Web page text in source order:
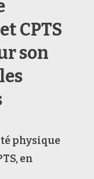
CPTS
son
physique
en